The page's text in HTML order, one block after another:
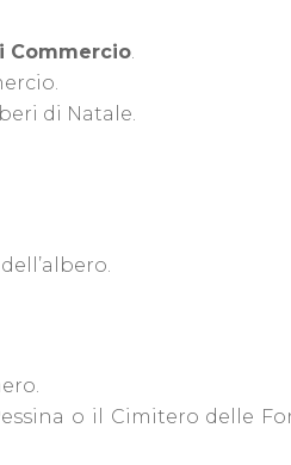
Commercio
di Natale.
o il Cimitero delle